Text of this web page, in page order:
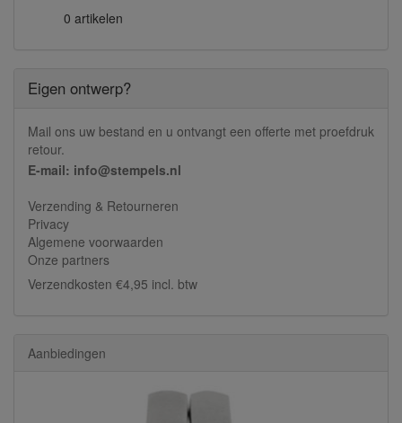
0 artikelen
Eigen ontwerp?
Mail ons uw bestand en u ontvangt een offerte met proefdruk
retour.
E-mail: info@stempels.nl
Verzending & Retourneren
Privacy
Algemene voorwaarden
Onze partners
Verzendkosten €4,95 incl. btw
Aanbiedingen